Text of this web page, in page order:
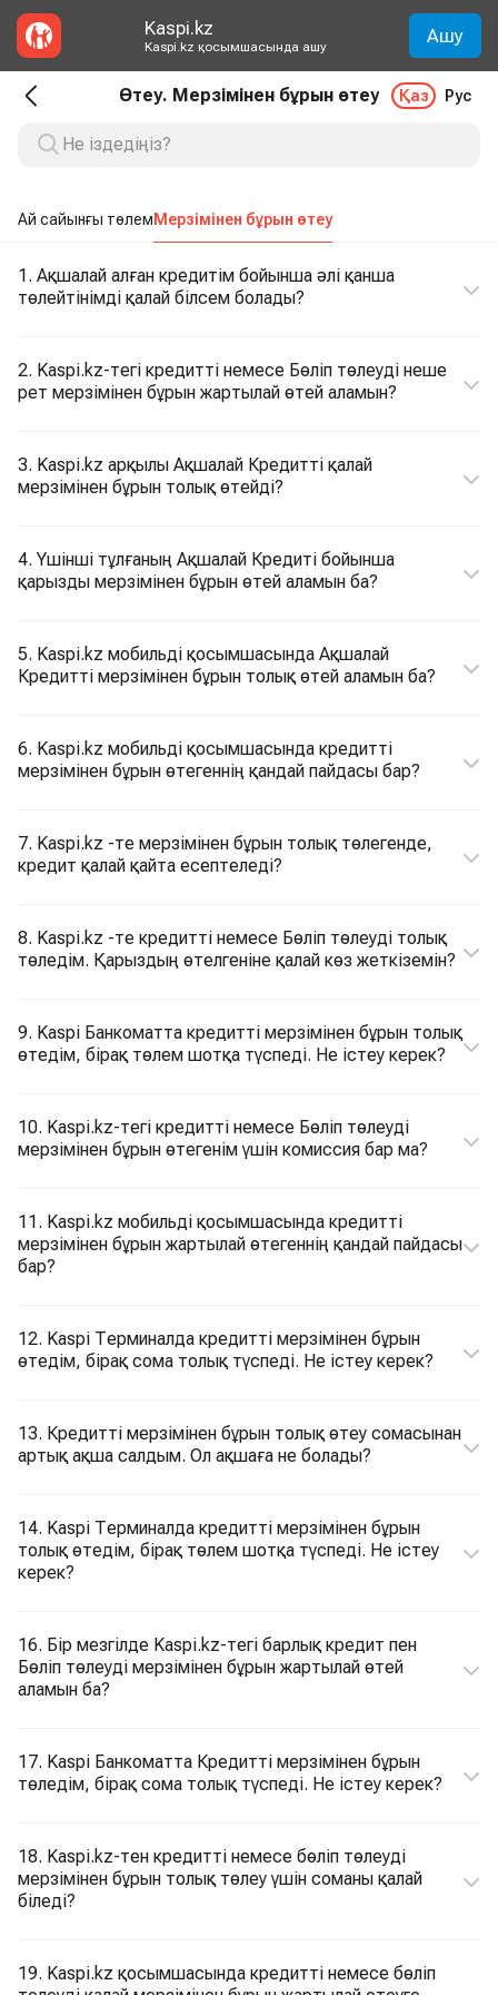
Kaspi.kz
Kaspi.kz қосымшасында ашу Ашу
Өтеу. Мерзімінен бұрын өтеу Қаз Рус
Ай сайынғы төлемМерзімінен бұрын өтеу
1. Ақшалай алған кредитім бойынша әлі қанша
төлейтінімді қалай білсем болады?
2. Kaspi.kz-тегі кредитті немесе Бөліп төлеуді неше
рет мерзімінен бұрын жартылай өтей аламын?
3. Kaspi.kz арқылы Ақшалай Кредитті қалай
мерзімінен бұрын толық өтейді?
4. Үшінші тұлғаның Ақшалай Кредиті бойынша
қарызды мерзімінен бұрын өтей аламын ба?
5. Kaspi.kz мобильді қосымшасында Ақшалай
Кредитті мерзімінен бұрын толық өтей аламын ба?
6. Kaspi.kz мобильді қосымшасында кредитті
мерзімінен бұрын өтегеннің қандай пайдасы бар?
7. Kaspi.kz -те мерзімінен бұрын толық төлегенде,
кредит қалай қайта есептеледі?
8. Kaspi.kz -те кредитті немесе Бөліп төлеуді толық
төледім. Қарыздың өтелгеніне қалай көз жеткіземін?
9. Kaspi Банкоматта кредитті мерзімінен бұрын толық
өтедім, бірақ төлем шотқа түспеді. Не істеу керек?
10. Kaspi.kz-тегі кредитті немесе Бөліп төлеуді
мерзімінен бұрын өтегенім үшін комиссия бар ма?
11. Kaspi.kz мобильді қосымшасында кредитті
мерзімінен бұрын жартылай өтегеннің қандай пайдасы
бар?
12. Kaspi Терминалда кредитті мерзімінен бұрын
өтедім, бірақ сома толық түспеді. Не істеу керек?
13. Кредитті мерзімінен бұрын толық өтеу сомасынан
артық ақша салдым. Ол ақшаға не болады?
14. Kaspi Терминалда кредитті мерзімінен бұрын
толық өтедім, бірақ төлем шотқа түспеді. Не істеу
керек?
16. Бір мезгілде Kaspi.kz-тегі барлық кредит пен
Бөліп төлеуді мерзімінен бұрын жартылай өтей
аламын ба?
17. Kaspi Банкоматта Кредитті мерзімінен бұрын
төледім, бірақ сома толық түспеді. Не істеу керек?
18. Kaspi.kz-тен кредитті немесе бөліп төлеуді
мерзімінен бұрын толық төлеу үшін соманы қалай
біледі?
19. Kaspi.kz қосымшасында кредитті немесе бөліп